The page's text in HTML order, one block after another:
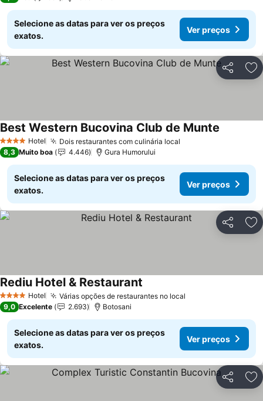
Selecione as datas para ver os preços
exatos.
Ver preços
Partilhar
4 EstrelasHotel Dois restaurantes com culinária local
Best Western Bucovina Club de Munte
8,3 Muito boa 4.446 Gura Humorului
Selecione as datas para ver os preços
exatos.
Ver preços
Partilhar
4 EstrelasHotel Várias opções de restaurantes no local
Rediu Hotel & Restaurant
9,0 Excelente 2.693 Botosani
Selecione as datas para ver os preços
exatos.
Ver preços
Partilhar